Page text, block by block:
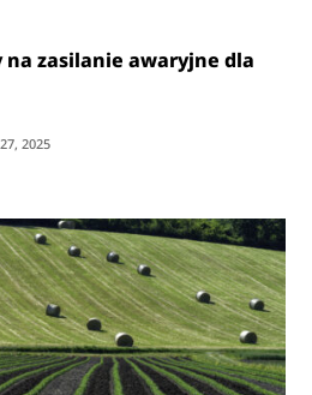
na zasilanie awaryjne dla
2025